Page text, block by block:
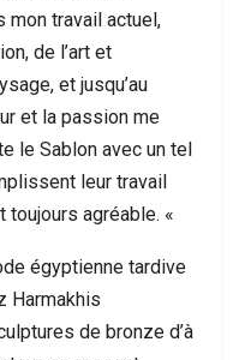
mon travail actuel,
de l’art et
et jusqu’au
et la passion me
le Sablon avec un tel
leur travail
toujours agréable. «
égyptienne tardive
Harmakhis
de bronze d’à